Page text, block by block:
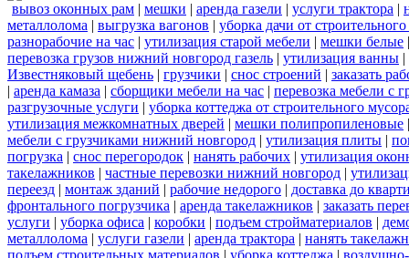
вывоз оконных рам | мешки | аренда газели | услуги трактора |
металлолома | выгрузка вагонов | уборка дачи от
разнорабочие на час | утилизация старой мебели | мешки белые
перевозка грузов нижний новгород газель | утилизация ванны |
Известняковый щебень | грузчики | снос строений | заказать
| аренда камаза | сборщики мебели на час | перевозка мебели с
разгрузочные услуги | уборка коттеджа от строительного
утилизация межкомнатных дверей | мешки полипропиленовые
мебели с грузчиками нижний новгород | утилизация плиты |
погрузка | снос перегородок | нанять рабочих | утилизация
такелажников | частные перевозки нижний новгород |
переезд | монтаж зданий | рабочие недорого | доставка до
фронтального погрузчика | аренда такелажников | заказать
услуги | уборка офиса | коробки | подъем стройматериалов |
металлолома | услуги газели | аренда трактора | нанять